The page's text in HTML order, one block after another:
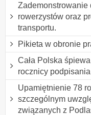
Zademonstrowanie
rowerzystów oraz
transportu.
Pikieta w obronie
Cała Polska
rocznicy
Upamiętnienie 78
szczególnym
związanych z